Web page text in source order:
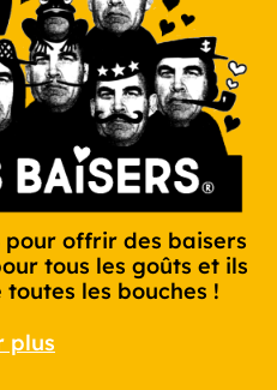
pour offrir des baisers
tous les goûts et ils
les bouches !
plus